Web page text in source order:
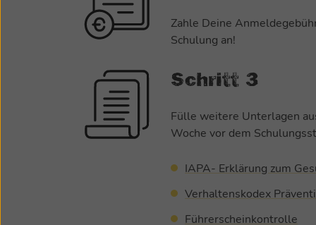
Zahle Deine
Schulung an!
Schritt 3
Fülle weitere Unterlagen
Woche vor dem
IAPA- Erklärung zum
Verhaltenskodex
Führerscheinkontrolle